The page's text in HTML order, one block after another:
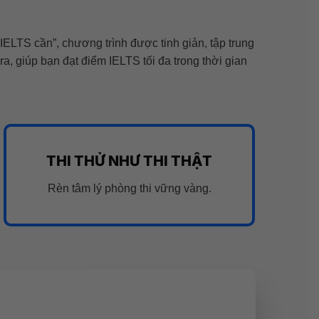
cần”, chương trình được tinh giản, tập trung
giúp bạn đạt điểm IELTS tối đa trong thời gian
THI THỬ NHƯ THI THẬT
Rèn tâm lý phòng thi vững vàng.